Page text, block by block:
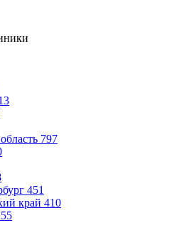
797
451
край 410